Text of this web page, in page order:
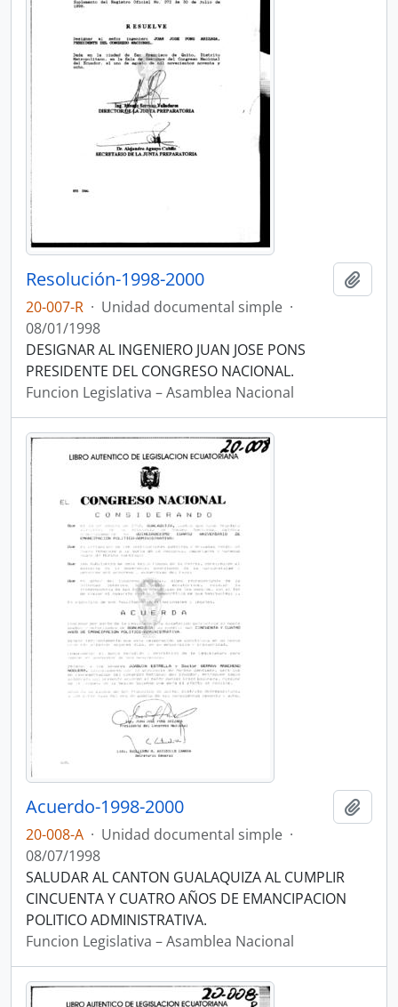
Resolución-1998-2000
20-007-R · Unidad documental simple ·
08/01/1998
DESIGNAR AL INGENIERO JUAN JOSE PONS
PRESIDENTE DEL CONGRESO NACIONAL.
Funcion Legislativa – Asamblea Nacional
Acuerdo-1998-2000
20-008-A · Unidad documental simple ·
08/07/1998
SALUDAR AL CANTON GUALAQUIZA AL CUMPLIR
CINCUENTA Y CUATRO AÑOS DE EMANCIPACION
POLITICO ADMINISTRATIVA.
Funcion Legislativa – Asamblea Nacional